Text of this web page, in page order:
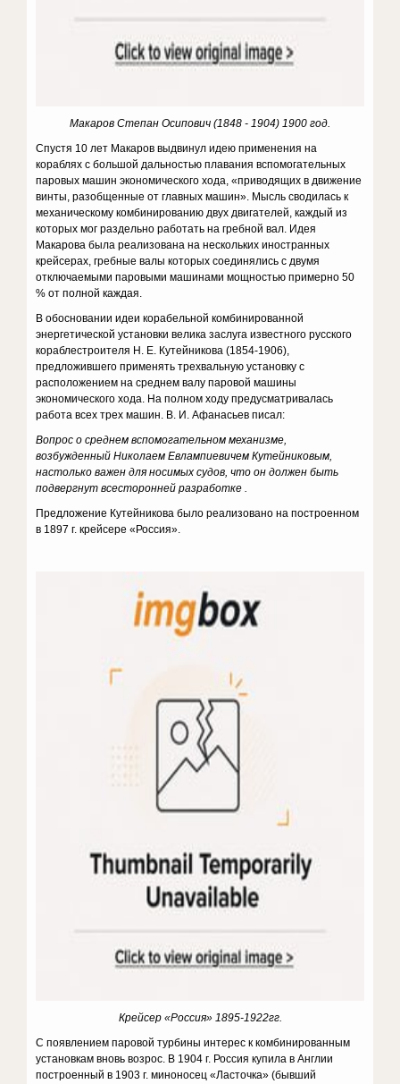
Макаров Степан Осипович (1848 - 1904) 1900 год.
Спустя 10 лет Макаров выдвинул идею применения на
кораблях с большой дальностью плавания вспомогательных
паровых машин экономического хода, «приводящих в движение
винты, разобщенные от главных машин». Мысль сводилась к
механическому комбинированию двух двигателей, каждый из
которых мог раздельно работать на гребной вал. Идея
Макарова была реализована на нескольких иностранных
крейсерах, гребные валы которых соединялись с двумя
отключаемыми паровыми машинами мощностью примерно 50
% от полной каждая.
В обосновании идеи корабельной комбинированной
энергетической установки велика заслуга известного русского
кораблестроителя Н. Е. Кутейникова (1854-1906),
предложившего применять трехвальную установку с
расположением на среднем валу паровой машины
экономического хода. На полном ходу предусматривалась
работа всех трех машин. В. И. Афанасьев писал:
Вопрос о среднем вспомогательном механизме,
возбужденный Николаем Евлампиевичем Кутейниковым,
настолько важен для носимых судов, что он должен быть
подвергнут всесторонней разработке .
Предложение Кутейникова было реализовано на построенном
в 1897 г. крейсере «Россия».
Крейсер «Россия» 1895-1922гг.
С появлением паровой турбины интерес к комбинированным
установкам вновь возрос. В 1904 г. Россия купила в Англии
построенный в 1903 г. миноносец «Ласточка» (бывший